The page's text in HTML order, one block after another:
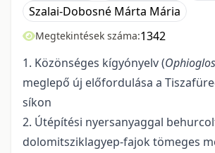
Szalai-Dobosné Márta Mária
Megtekintések száma:1342
1. Közönséges kígyónyelv (
meglepő új előfordulása a
síkon
2. Útépítési nyersanyaggal
dolomitsziklagyep-fajok tömeges